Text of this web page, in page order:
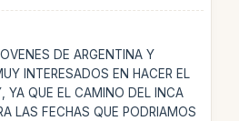
DE ARGENTINA Y
INTERESADOS EN HACER EL
YA QUE EL CAMINO DEL INCA
LAS FECHAS QUE PODRIAMOS